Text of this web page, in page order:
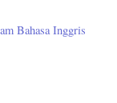
Bahasa Inggris